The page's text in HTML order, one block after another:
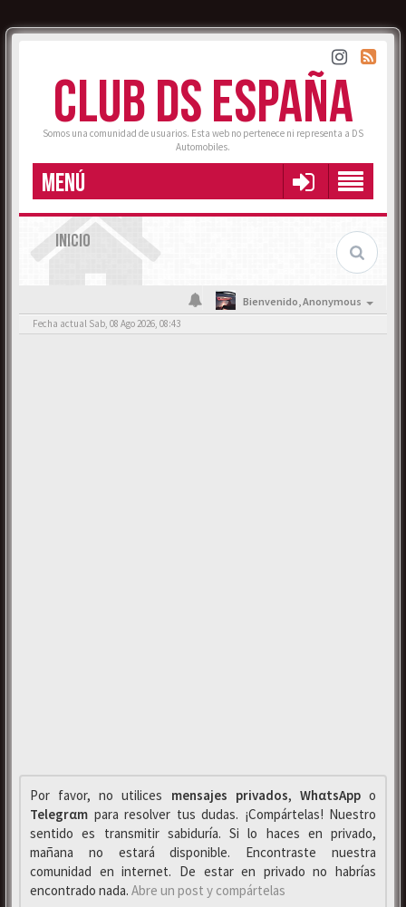
CLUB DS ESPAÑA
Somos una comunidad de usuarios. Esta web no pertenece ni representa a DS
Automobiles.
MENÚ
INICIO
Bienvenido,Anonymous
Fecha actual Sab, 08 Ago 2026, 08:43
Por favor, no utilices mensajes privados, WhαtsAppo
Telegrαm para resolver tus dudas. ¡Compártelas! Nuestro
sentido es transmitir sabiduría. Si lo haces en privado,
mañana no estará disponible. Encontraste nuestra
comunidad en internet. De estar en privado no habrías
encontrado nada. Abre un post y compártelas